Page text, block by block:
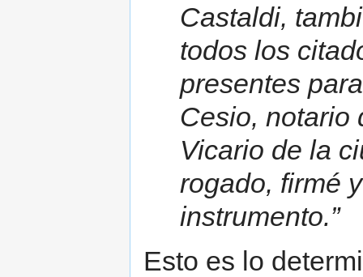
Castaldi,
todos los
presentes
Cesio, notario
Vicario de la
rogado, firmé
instrumento.”
Esto es lo